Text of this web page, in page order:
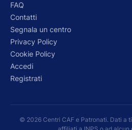
FAQ
Contatti
Segnala un centro
Privacy Policy
Cookie Policy
Accedi
Registrati
© 2026 Centri CAF e Patronati. Dati a